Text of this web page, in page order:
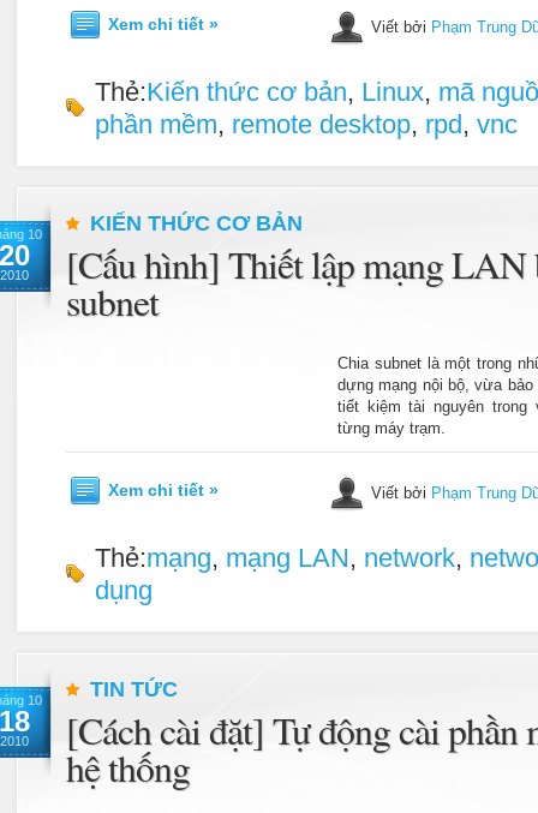
Xem chi tiết » Viết bởi Phạm Trung
Thẻ:Kiến thức cơ bản, Linux, mã
phần mềm, remote desktop, rpd, vnc
10
20
2010
KIẾN THỨC CƠ BẢN
[Cấu hình] Thiết lập mạng LAN
subnet
Chia subnet là một trong
dựng mạng nội bộ, vừa
tiết kiệm tài nguyên
từng máy trạm.
Xem chi tiết » Viết bởi Phạm Trung
Thẻ:mạng, mạng LAN, network,
dụng
10
18
2010
TIN TỨC
[Cách cài đặt] Tự động cài phần
hệ thống